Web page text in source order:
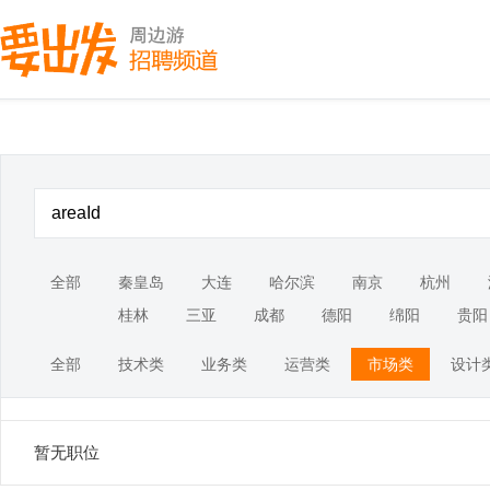
全部 秦皇岛 大连 哈尔滨 南京 杭州
桂林
三亚 成都 德阳 绵阳 贵阳
全部 技术类 业务类 运营类 市场类 设计
暂无职位